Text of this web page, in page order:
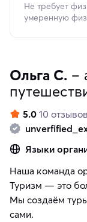
Не требует
умеренную
Ольга С. –
5.0 10 отзывов
Языки
Наша команда
Туризм — это
Мы создаём
сами.